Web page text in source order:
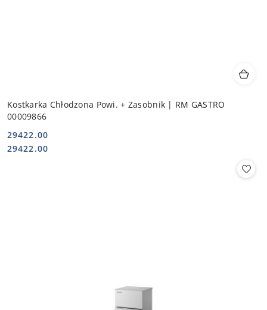
Kostkarka Chłodzona Powi. + Zasobnik | RM GASTRO
00009866
Cena:
29422.00
Cena:
29422.00